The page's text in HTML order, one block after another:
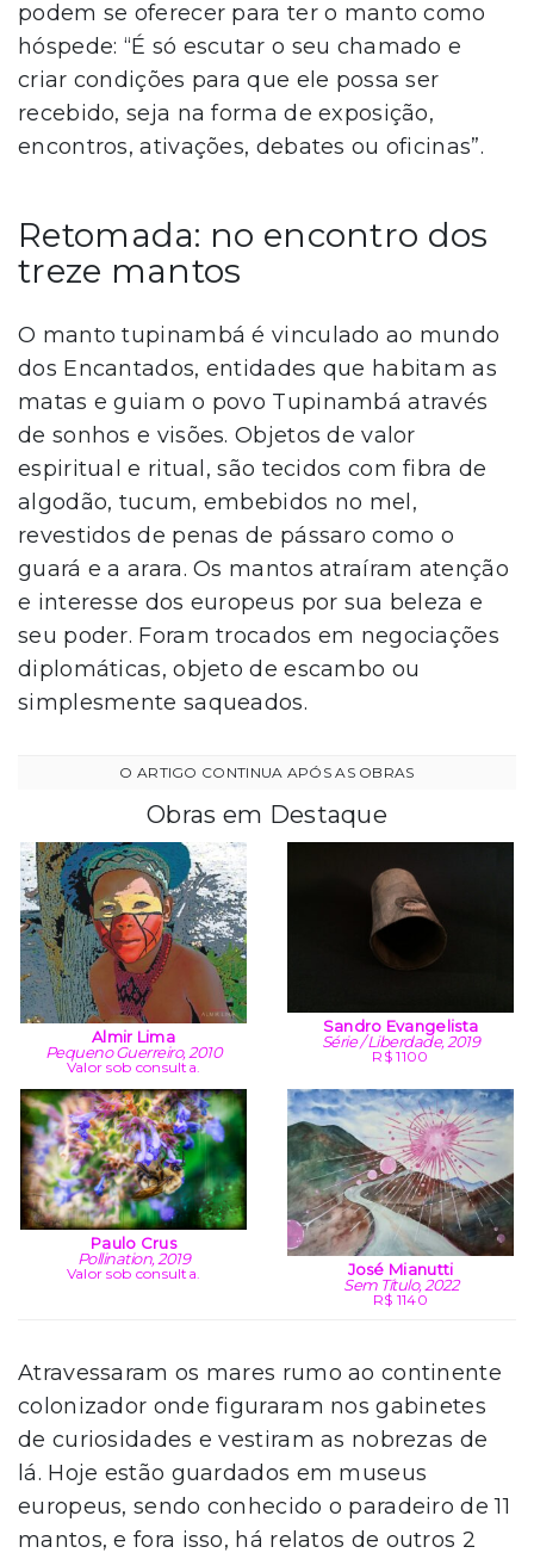
podem se oferecer para ter o manto como
hóspede: “É só escutar o seu chamado e
criar condições para que ele possa ser
recebido, seja na forma de exposição,
encontros, ativações, debates ou oficinas”.
Retomada: no encontro dos
treze mantos
O manto tupinambá é vinculado ao mundo
dos Encantados, entidades que habitam as
matas e guiam o povo Tupinambá através
de sonhos e visões. Objetos de valor
espiritual e ritual, são tecidos com fibra de
algodão, tucum, embebidos no mel,
revestidos de penas de pássaro como o
guará e a arara. Os mantos atraíram atenção
e interesse dos europeus por sua beleza e
seu poder. Foram trocados em negociações
diplomáticas, objeto de escambo ou
simplesmente saqueados.
Obras em Destaque
Almir Lima
Pequeno Guerreiro, 2010
Valor sob consulta.
Sandro Evangelista
Série / Liberdade, 2019
R$ 1100
Paulo Crus
Pollination, 2019
Valor sob consulta.
José Mianutti
Sem Título, 2022
R$ 1140
Atravessaram os mares rumo ao continente
colonizador onde figuraram nos gabinetes
de curiosidades e vestiram as nobrezas de
lá. Hoje estão guardados em museus
europeus, sendo conhecido o paradeiro de 11
mantos, e fora isso, há relatos de outros 2